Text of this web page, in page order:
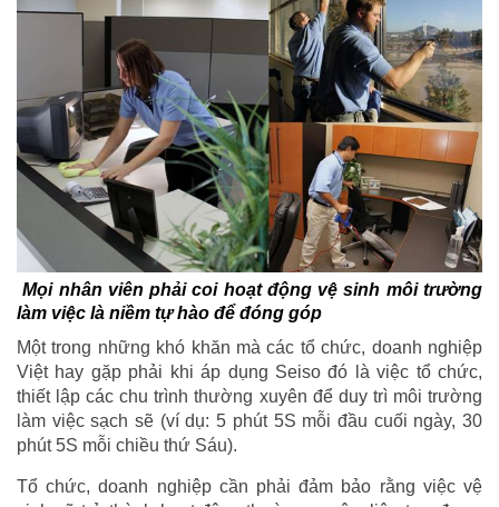
Mọi nhân viên phải coi hoạt động vệ sinh môi trường
làm việc là niềm tự hào để đóng góp
Một trong những khó khăn mà các tổ chức, doanh nghiệp
Việt hay gặp phải khi áp dụng Seiso đó là việc tổ chức,
thiết lập các chu trình thường xuyên để duy trì môi trường
làm việc sạch sẽ (ví dụ: 5 phút 5S mỗi đầu cuối ngày, 30
phút 5S mỗi chiều thứ Sáu).
Tổ chức, doanh nghiệp cần phải đảm bảo rằng việc vệ